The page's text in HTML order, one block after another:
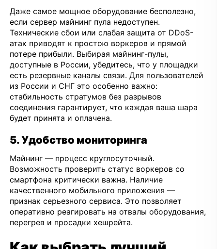
Даже самое мощное оборудование бесполезно,
если сервер майнинг пула недоступен.
Технические сбои или слабая защита от DDoS-
атак приводят к простою воркеров и прямой
потере прибыли. Выбирая майнинг-пулы,
доступные в России, убедитесь, что у площадки
есть резервные каналы связи. Для пользователей
из России и СНГ это особенно важно:
стабильность стратумов без разрывов
соединения гарантирует, что каждая ваша шара
будет принята и оплачена.
5. Удобство мониторинга
Майнинг — процесс круглосуточный.
Возможность проверить статус воркеров со
смартфона критически важна. Наличие
качественного мобильного приложения —
признак серьезного сервиса. Это позволяет
оперативно реагировать на отвалы оборудования,
перегрев и просадки хешрейта.